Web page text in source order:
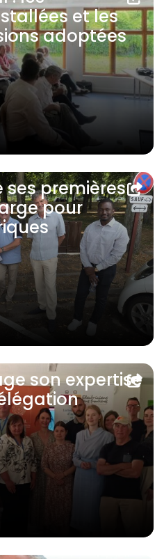
et les
adoptées
premières
pour
son expertise